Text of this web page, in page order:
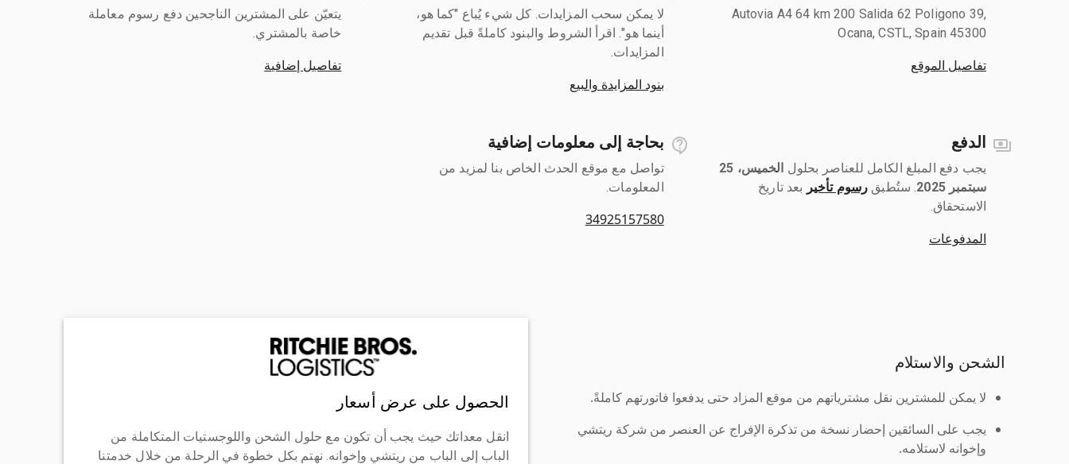
Autovia A4 64 km 200 Salida 62 Poligono 39,
Ocana, CSTL, Spain 45300
تفاصيل الموقع
لا يمكن سحب المزايدات. كل شيء يُباع "كما هو،
أينما هو". اقرأ الشروط والبنود كاملةً قبل تقديم
المزايدات.
بنود المزايدة والبيع
يتعيّن على المشترين الناجحين دفع رسوم معاملة
خاصة بالمشتري.
تفاصيل إضافية
الدفع
يجب دفع المبلغ الكامل للعناصر بحلول ‎
الخميس، 25
سبتمبر 2025
‎. ستُطبق رسوم تأخير بعد تاريخ
الاستحقاق.
المدفوعات
بحاجة إلى معلومات إضافية
تواصل مع موقع الحدث الخاص بنا لمزيد من
المعلومات.
34925157580
الشحن والاستلام
لا يمكن للمشترين نقل مشترياتهم من موقع المزاد حتى يدفعوا فاتورتهم كاملةً.
يجب على السائقين إحضار نسخة من تذكرة الإفراج عن العنصر من شركة ريتشي
وإخوانه لاستلامه.
الحصول على عرض أسعار
انقل معداتك حيث يجب أن تكون مع حلول الشحن واللوجستيات المتكاملة من
الباب إلى الباب من ريتشي وإخوانه. نهتم بكل خطوة في الرحلة من خلال خدمتنا